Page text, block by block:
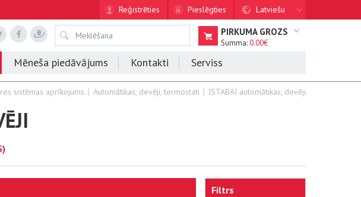
Reģistrēties Pieslēgties Latviešu
PIRKUMA GROZS
Summa:0.00€
Mēneša piedāvājums Kontakti Serviss
sistēmas aprīkojums Automātikas, devēji, termostati ISTABAI automātikas, devēji
Filtrs